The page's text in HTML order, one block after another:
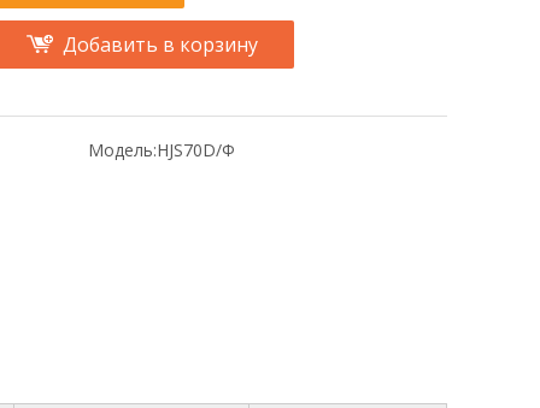
Добавить в корзину
Модель:HJS70D/Ф